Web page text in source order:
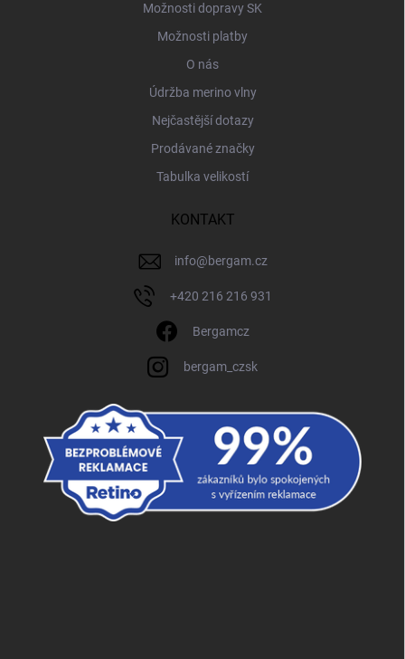
Možnosti dopravy SK
Možnosti platby
O nás
Údržba merino vlny
Nejčastější dotazy
Prodávané značky
Tabulka velikostí
KONTAKT
info@bergam.cz
+420 216 216 931
Bergamcz
bergam_czsk